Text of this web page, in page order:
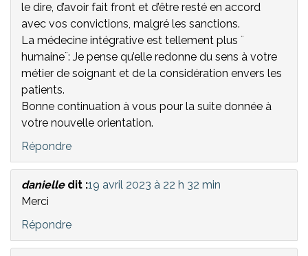
le dire, d’avoir fait front et d’être resté en accord
avec vos convictions, malgré les sanctions.
La médecine intégrative est tellement plus ¨
humaine¨: Je pense qu’elle redonne du sens à votre
métier de soignant et de la considération envers les
patients.
Bonne continuation à vous pour la suite donnée à
votre nouvelle orientation.
Répondre
danielle dit :19 avril 2023 à 22 h 32 min
Merci
Répondre